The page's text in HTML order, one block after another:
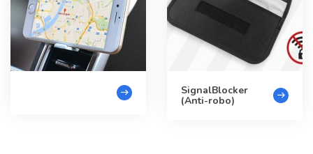
SignalBlocker
(Anti-robo)